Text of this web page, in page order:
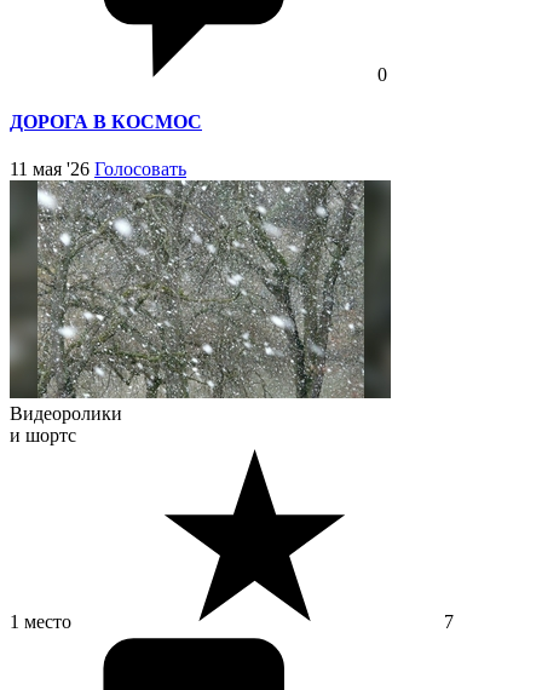
0
ДОРОГА В КОСМОС
11 мая '26 Голосовать
Видеоролики
и шортс
1 место 7